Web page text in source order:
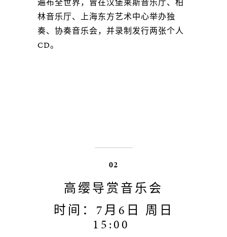
林音乐厅、上海东方艺术中心举办独
奏、协奏音乐会，并录制发行两张个人
CD。
02
高缨导赏音乐会
时间：7月6日 周日
15:00